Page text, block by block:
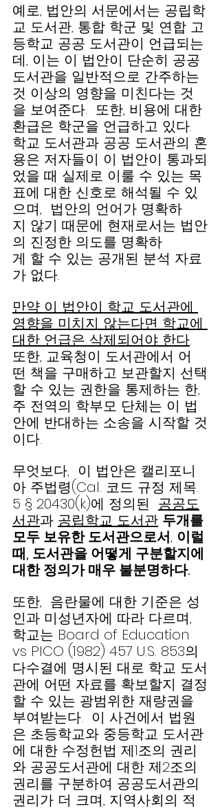
예로, 법안의 서문에서는 공립학
교 도서관, 통합 학군 및 연합 고
등학교 공공 도서관이 언급되는
데, 이는 이 법안이 단순히 공공
도서관을 일반적으로 간주하는
것 이상의 영향을 미친다는 것
을 보여준다.  또한, 비용에 대한
환급은 학군을 언급하고 있다.
학교 도서관과 공공 도서관의 혼
용은 저자들이 이 법안이 통과되
었을 때 실제로 이룰 수 있는 목
표에 대한 신호로 해석될 수 있
으며,  법안의 언어가 명확하
지 않기 때문에 현재로서는 법안
의 진정한 의도를 명확하
게 할 수 있는 공개된 분석 자료
가 없다.
만약 이 법안이 학교 도서관에
영향을 미치지 않는다면 학교에
대한 언급은 삭제되어야 한다.
또한, 교육청이 도서관에서 어
떤 책을 구매하고 보관할지 선택
할 수 있는 권한을 통제하는 한,
주 전역의 학부모 단체는 이 법
안에 반대하는 소송을 시작할 것
이다.
무엇보다,  이 법안은 캘리포니
아 주법령(Cal. 코드 규정 제목.
5 § 20430(k)에 정의된 공공도
서관과 공립학교 도서관 두개를
모두 보유한 도서관으로서, 이럴
때, 도서관을 어떻게 구분할지에
대한 정의가 매우 불분명하다.
또한,  음란물에 대한 기준은 성
인과 미성년자에 따라 다르며,
학교는 Board of Education
vs PICO (1982) 457 U.S. 853의
다수결에 명시된 대로 학교 도서
관에 어떤 자료를 확보할지 결정
할 수 있는 광범위한 재량권을
부여받는다.  이 사건에서 법원
은 초등학교와 중등학교 도서관
에 대한 수정헌법 제1조의 권리
와 공공도서관에 대한 제2조의
권리를 구분하여 공공도서관의
권리가 더 크며, 지역사회의 적